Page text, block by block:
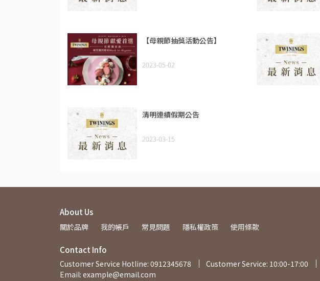
【母親節抽獎活動公告】
2023-05-02
清明連續假期公告
2023-03-15
About Us
關於品牌 我的帳戶 常見問題 隱私權政策 使用條款
Contact Info
Customer Service Hotline: 0912345678
Customer Service: 10:00-17:00
Email: example@email.com